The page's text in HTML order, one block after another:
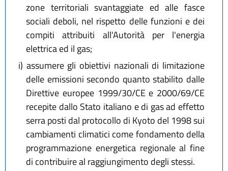
zone territoriali svantaggiate ed alle fasce
sociali deboli, nel rispetto delle funzioni e dei
compiti attribuiti all'Autorità per l'energia
elettrica ed il gas;
i) assumere gli obiettivi nazionali di limitazione
delle emissioni secondo quanto stabilito dalle
Direttive europee 1999/30/CE e 2000/69/CE
recepite dallo Stato italiano e di gas ad effetto
serra posti dal protocollo di Kyoto del 1998 sui
cambiamenti climatici come fondamento della
programmazione energetica regionale al fine
di contribuire al raggiungimento degli stessi.